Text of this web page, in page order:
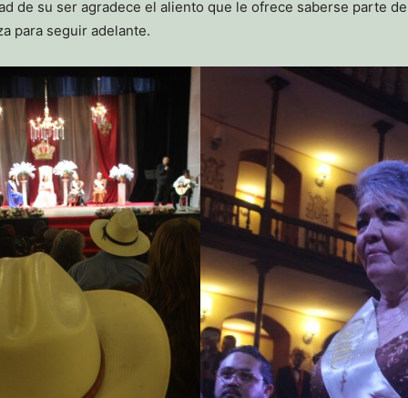
de su ser agradece el aliento que le ofrece saberse parte
para seguir adelante.